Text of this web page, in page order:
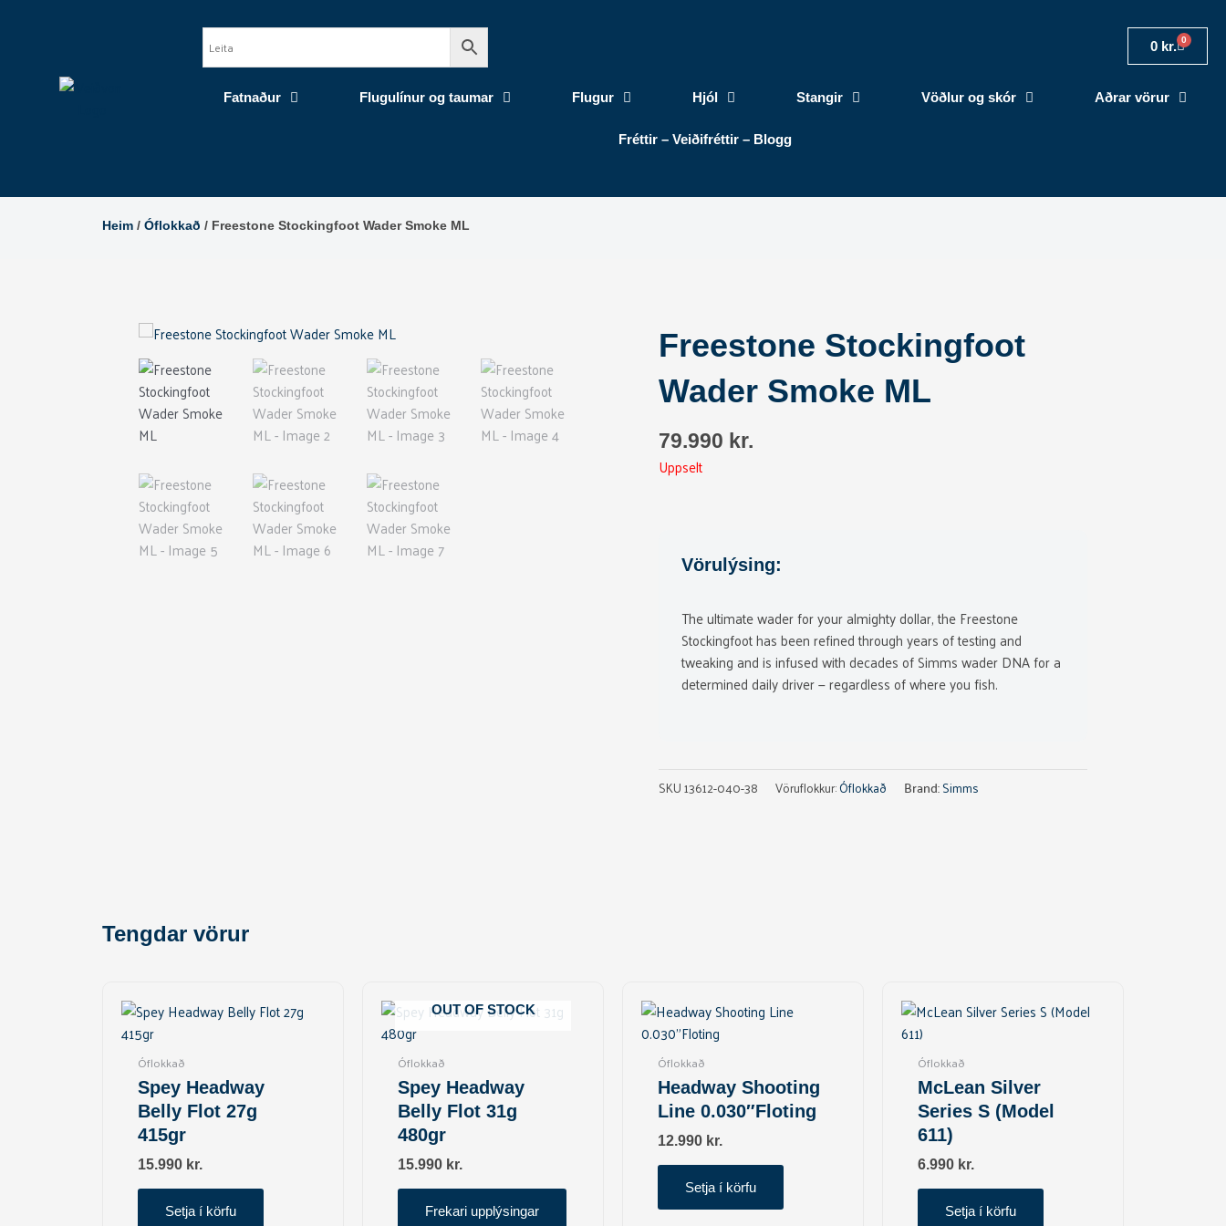
0 kr. 0
Cart
Fatnaður Flugulínur og taumar Flugur Hjól Stangir Vöðlur og skór Aðrar vörur
Fréttir – Veiðifréttir – Blogg
Heim / Óflokkað / Freestone Stockingfoot Wader Smoke ML
Freestone Stockingfoot
Wader Smoke ML
79.990 kr.
Uppselt
Vörulýsing:
The ultimate wader for your almighty dollar, the Freestone
Stockingfoot has been refined through years of testing and
tweaking and is infused with decades of Simms wader DNA for a
determined daily driver — regardless of where you fish.
SKU13612-040-38 Vöruflokkur:Óflokkað Brand:Simms
Tengdar vörur
Óflokkað
Spey Headway
Belly Flot 27g
415gr
15.990 kr.
Setja í körfu
OUT OF STOCK
Óflokkað
Spey Headway
Belly Flot 31g
480gr
15.990 kr.
Frekari upplýsingar
Óflokkað
Headway Shooting
Line 0.030″Floting
12.990 kr.
Setja í körfu
Óflokkað
McLean Silver
Series S (Model
611)
6.990 kr.
Setja í körfu